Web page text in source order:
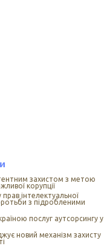
захистом з метою
корупції
інтелектуальної
з підробленими
послуг аутсорсингу у
новий механізм захисту